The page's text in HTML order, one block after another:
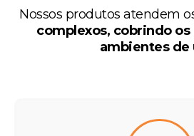
Nossos produtos atendem
complexos, cobrindo
ambientes de